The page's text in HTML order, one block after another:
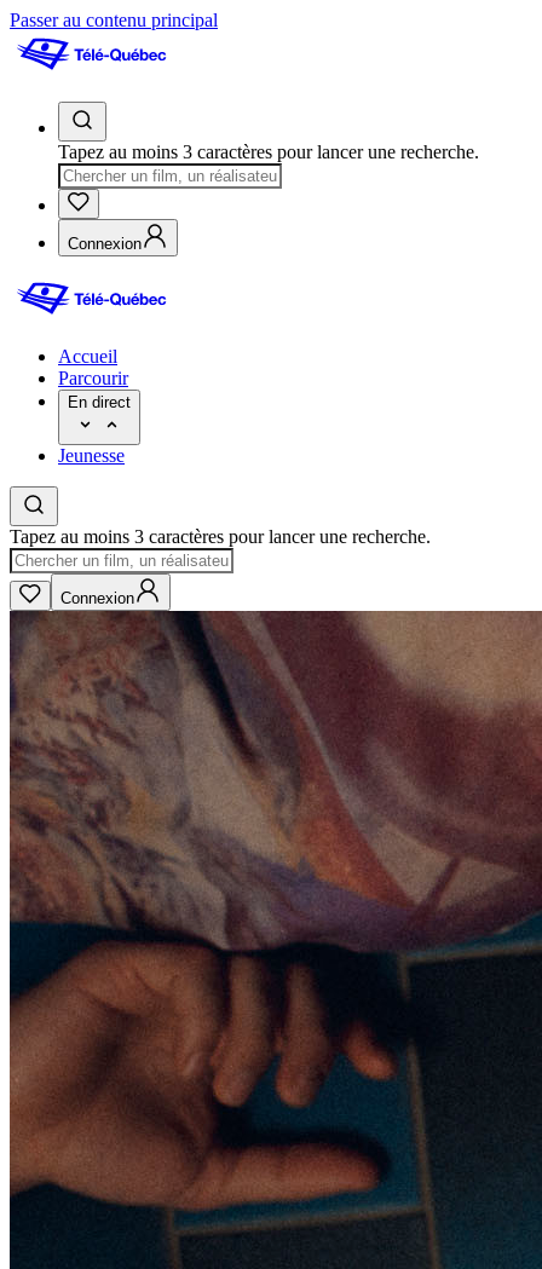
Passer au contenu principal
Tapez au moins 3 caractères pour lancer une recherche.
Connexion
Accueil
Parcourir
En direct
Jeunesse
Tapez au moins 3 caractères pour lancer une recherche.
Connexion